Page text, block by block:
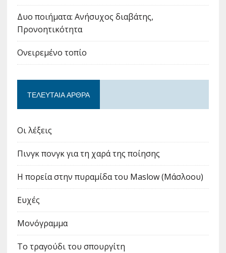
Δυο ποιήματα: Ανήσυχος διαβάτης,
Προνοητικότητα
Ονειρεμένο τοπίο
ΤΕΛΕΥΤΑΊΑ ΆΡΘΡΑ
Οι λέξεις
Πινγκ πονγκ για τη χαρά της ποίησης
Η πορεία στην πυραμίδα του Maslow (Μάσλοου)
Ευχές
Μονόγραμμα
Το τραγούδι του σπουργίτη